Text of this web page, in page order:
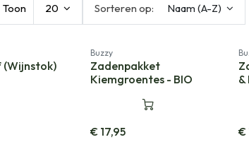
Sorteren op: Naam (A-Z)
Toon 20
Cadeauverpakking
Buzzy
Zadenpakket
Kiemgroentes - BIO
€ 17,95
&
€